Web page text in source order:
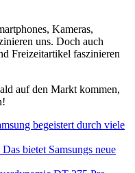
Kameras,
uns. Doch auch
Freizeitartikel faszinieren
auf den Markt kommen,
bietet Samsungs neue